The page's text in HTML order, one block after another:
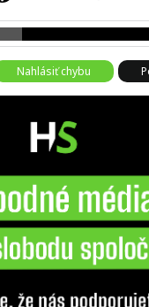
Nahlásiť chybu